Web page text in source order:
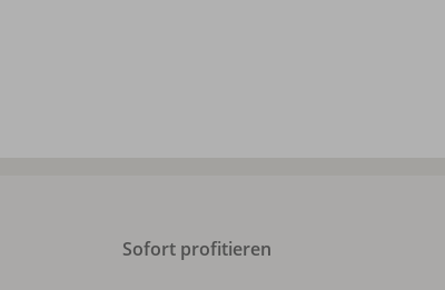
Sofort profitieren